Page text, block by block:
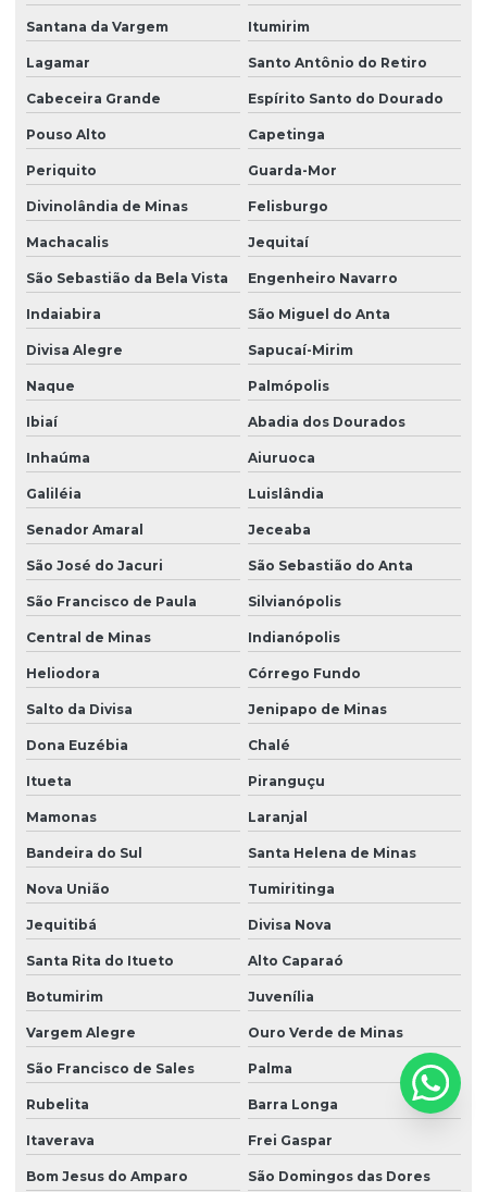
Santana da Vargem Itumirim
Lagamar Santo Antônio do Retiro
Cabeceira Grande Espírito Santo do Dourado
Pouso Alto Capetinga
Periquito Guarda-Mor
Divinolândia de Minas Felisburgo
Machacalis Jequitaí
São Sebastião da Bela Vista Engenheiro Navarro
Indaiabira São Miguel do Anta
Divisa Alegre Sapucaí-Mirim
Naque Palmópolis
Ibiaí Abadia dos Dourados
Inhaúma Aiuruoca
Galiléia Luislândia
Senador Amaral Jeceaba
São José do Jacuri São Sebastião do Anta
São Francisco de Paula Silvianópolis
Central de Minas Indianópolis
Heliodora Córrego Fundo
Salto da Divisa Jenipapo de Minas
Dona Euzébia Chalé
Itueta Piranguçu
Mamonas Laranjal
Bandeira do Sul Santa Helena de Minas
Nova União Tumiritinga
Jequitibá Divisa Nova
Santa Rita do Itueto Alto Caparaó
Botumirim Juvenília
Vargem Alegre Ouro Verde de Minas
São Francisco de Sales Palma
Rubelita Barra Longa
Itaverava Frei Gaspar
Bom Jesus do Amparo São Domingos das Dores